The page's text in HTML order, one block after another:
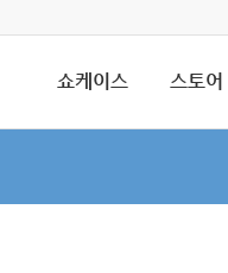
쇼케이스 스토어